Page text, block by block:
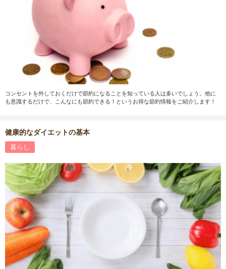
コンセントを外しておくだけで節約になることを知っている人は多いでしょう。他に
も意識するだけで、こんなにも節約できる！というお得な節約情報をご紹介します！
健康的なダイエットの基本
暮らし